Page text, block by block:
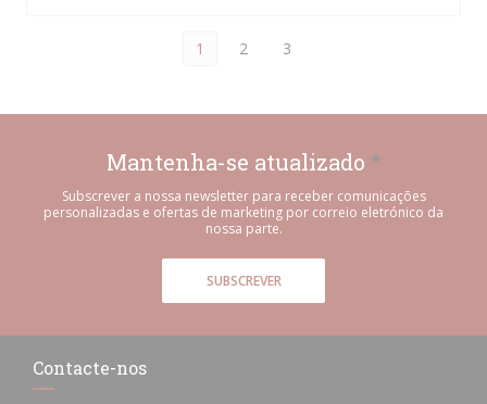
1 2 3
Mantenha-se atualizado *
Subscrever a nossa newsletter para receber comunicações
personalizadas e ofertas de marketing por correio eletrónico da
nossa parte.
SUBSCREVER
Contacte-nos